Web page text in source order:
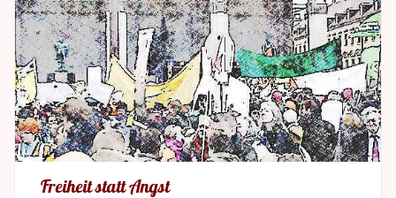
Freiheit statt Angst